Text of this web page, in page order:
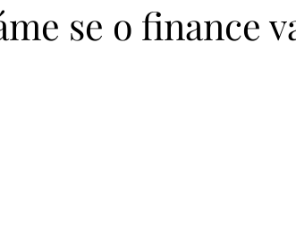
se o finance